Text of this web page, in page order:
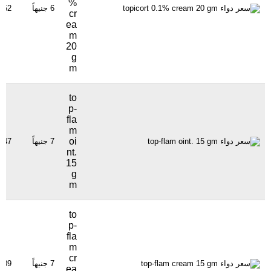
%
cr
ea
m
20
g
m
6 جنيهاً 1252
to
p-
fla
m
oi
nt.
15
g
m
7 جنيهاً 1147
to
p-
fla
m
cr
ea
7 جنيهاً 709